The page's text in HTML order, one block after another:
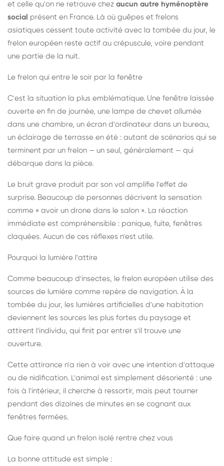
et celle qu'on ne retrouve chez aucun autre hyménoptère
social présent en France. Là où guêpes et frelons
asiatiques cessent toute activité avec la tombée du jour, le
frelon européen reste actif au crépuscule, voire pendant
une partie de la nuit.
Le frelon qui entre le soir par la fenêtre
C'est la situation la plus emblématique. Une fenêtre laissée
ouverte en fin de journée, une lampe de chevet allumée
dans une chambre, un écran d'ordinateur dans un bureau,
un éclairage de terrasse en été : autant de scénarios qui se
terminent par un frelon — un seul, généralement — qui
débarque dans la pièce.
Le bruit grave produit par son vol amplifie l'effet de
surprise. Beaucoup de personnes décrivent la sensation
comme « avoir un drone dans le salon ». La réaction
immédiate est compréhensible : panique, fuite, fenêtres
claquées. Aucun de ces réflexes n'est utile.
Pourquoi la lumière l'attire
Comme beaucoup d'insectes, le frelon européen utilise des
sources de lumière comme repère de navigation. À la
tombée du jour, les lumières artificielles d'une habitation
deviennent les sources les plus fortes du paysage et
attirent l'individu, qui finit par entrer s'il trouve une
ouverture.
Cette attirance n'a rien à voir avec une intention d'attaque
ou de nidification. L'animal est simplement désorienté : une
fois à l'intérieur, il cherche à ressortir, mais peut tourner
pendant des dizaines de minutes en se cognant aux
fenêtres fermées.
Que faire quand un frelon isolé rentre chez vous
La bonne attitude est simple :